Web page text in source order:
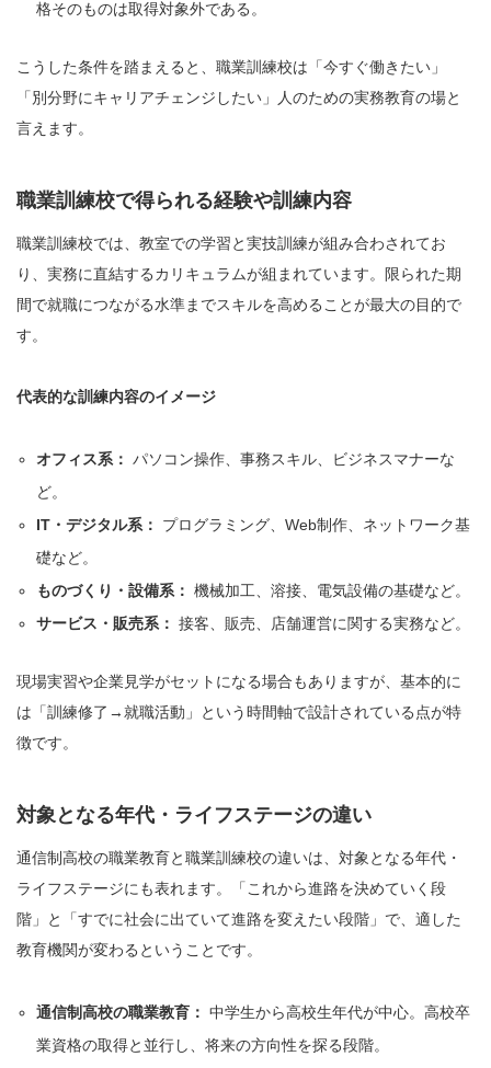
格そのものは取得対象外である。
こうした条件を踏まえると、職業訓練校は「今すぐ働きたい」
「別分野にキャリアチェンジしたい」人のための実務教育の場と
言えます。
職業訓練校で得られる経験や訓練内容
職業訓練校では、教室での学習と実技訓練が組み合わされてお
り、実務に直結するカリキュラムが組まれています。限られた期
間で就職につながる水準までスキルを高めることが最大の目的で
す。
代表的な訓練内容のイメージ
オフィス系： パソコン操作、事務スキル、ビジネスマナーな
ど。
IT・デジタル系：
プログラミング、Web制作、ネットワーク基
礎など。
ものづくり・設備系： 機械加工、溶接、電気設備の基礎など。
サービス・販売系： 接客、販売、店舗運営に関する実務など。
現場実習や企業見学がセットになる場合もありますが、基本的に
は「訓練修了→就職活動」という時間軸で設計されている点が特
徴です。
対象となる年代・ライフステージの違い
通信制高校の職業教育と職業訓練校の違いは、対象となる年代・
ライフステージにも表れます。「これから進路を決めていく段
階」と「すでに社会に出ていて進路を変えたい段階」で、適した
教育機関が変わるということです。
通信制高校の職業教育： 中学生から高校生年代が中心。高校卒
業資格の取得と並行し、将来の方向性を探る段階。